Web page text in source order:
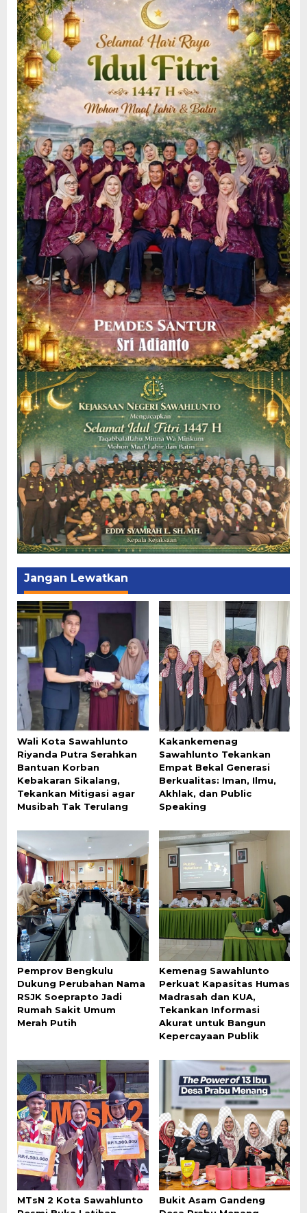
Jangan Lewatkan
Wali Kota Sawahlunto
Riyanda Putra Serahkan
Bantuan Korban
Kebakaran Sikalang,
Tekankan Mitigasi agar
Musibah Tak Terulang
Kakankemenag
Sawahlunto Tekankan
Empat Bekal Generasi
Berkualitas: Iman, Ilmu,
Akhlak, dan Public
Speaking
Pemprov Bengkulu
Dukung Perubahan Nama
RSJK Soeprapto Jadi
Rumah Sakit Umum
Merah Putih
Kemenag Sawahlunto
Perkuat Kapasitas Humas
Madrasah dan KUA,
Tekankan Informasi
Akurat untuk Bangun
Kepercayaan Publik
MTsN 2 Kota Sawahlunto
Bukit Asam Gandeng